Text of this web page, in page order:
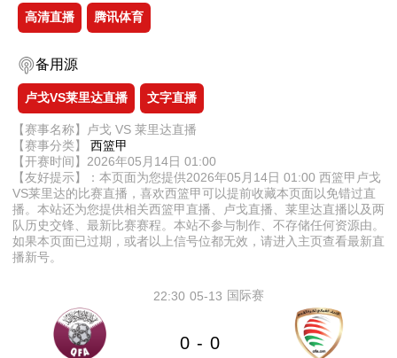
高清直播 腾讯体育
备用源
卢戈VS莱里达直播 文字直播
【赛事名称】卢戈 VS 莱里达直播
【赛事分类】 西篮甲
【开赛时间】2026年05月14日 01:00
【友好提示】：本页面为您提供2026年05月14日 01:00 西篮甲卢戈
VS莱里达的比赛直播，喜欢西篮甲可以提前收藏本页面以免错过直
播。本站还为您提供相关西篮甲直播、卢戈直播、莱里达直播以及两
队历史交锋、最新比赛赛程。本站不参与制作、不存储任何资源由。
如果本页面已过期，或者以上信号位都无效，请进入主页查看最新直
播新号。
05-13
22:30 国际赛
0 - 0